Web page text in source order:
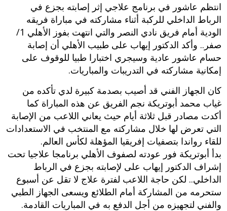
انتظم عاشور في برنامج علاجي إثر إصابته بجزع في
الرباط الداخلي للركبة أثناء مشاركته في مباراة فريقه
الودية أمام فريق نادي النصر والتي انتهت بفوز الأهلي 1/
صفر.. وأكد الدكتور إيهاب على طبيب الأهلي أن إصابة
حسام عاشور عادية وسيجري اختبارا طبيا للوقوف على
إمكانية مشاركته في التدريبات والمباريات.
كان الجهاز الفني قد أصيب بصدمة كبيرة لدي تأكده من
غياب محمد أبوتريكة نجم الفريق عن هذه المباراة كما
أكدت مصادر قبل ثلاثة أيام حيث يعاني اللاعب من الإصابة
التي تعرض لها خلال مشاركته مع المنتخب في الاستعدادات
للقاء رواندا بتصفيات إفريقيا المؤهلة لكأس العالم.
بدأ أبوتريكة فور عودته لصفوف الأهلي برنامجا علاجيا تحت
إشراف الدكتور إيهاب على لإصابته بجزع في الرباط
الداخلي.. لكن حاجة اللاعب لفترة علاج لا تقل عن أسبوع
ستحرمه من المشاركة أمام الطلائع ويسعى الجهاز الطبي
والفني لتجهيزه من أجل الدفع به في المباريات القادمة.